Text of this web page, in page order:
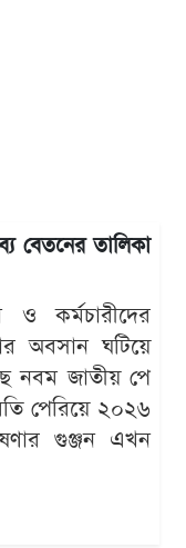
বেতনের তালিকা
ও কর্মচারীদের
অবসান ঘটিয়ে
নবম জাতীয় পে
পেরিয়ে ২০২৬
গুঞ্জন এখন